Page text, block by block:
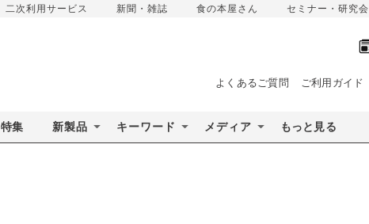
二次利用サービス 新聞・雑誌 食の本屋さん セミナー・研究会
よくあるご質問 ご利用ガイド
特集 新製品 キーワード メディア もっと見る